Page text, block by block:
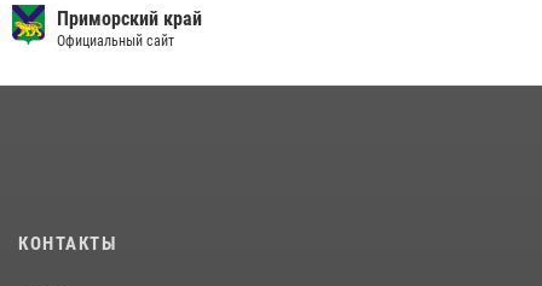
действия постояльца гостиницы
16 июля 2026, 01:13
Приморский край
Официальный сайт
КОНТАКТЫ